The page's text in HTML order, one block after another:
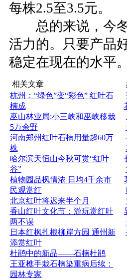
每株2.5至3.5元。
总的来说，今冬
活力的。只要产品
稳定在现在的水平。
相关文章
杭州：“绿色”变“彩色” 红叶石
楠成
巫山林业局:小三峡和巫峡移栽
5万余野
河南郑州红叶石楠用量超60万
株
哈尔滨天恒山今秋可赏“红叶
谷”
植物园品枫情浓 日均4千余市
民观赏红
北京红叶将迟来半个月
香山红叶文化节：游玩赏红叶
两不误
日本红枫扎根柳岸方园 通州新
添赏红叶
杜鹃中的新品——石楠杜鹃
王亚樵手栽石楠染重病后续：
园林专家